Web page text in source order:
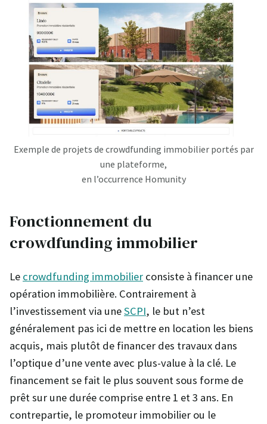
Exemple de projets de crowdfunding immobilier portés par
une plateforme,
en l’occurrence Homunity
Fonctionnement du
crowdfunding immobilier
Le crowdfunding immobilier consiste à financer une
opération immobilière. Contrairement à
l’investissement via uneSCPI, le but n’est
généralement pas ici de mettre en location les biens
acquis, mais plutôt de financer des travaux dans
l’optique d’une vente avec plus-value à la clé. Le
financement se fait le plus souvent sous forme de
prêt sur une durée comprise entre 1 et 3 ans. En
contrepartie, le promoteur immobilier ou le